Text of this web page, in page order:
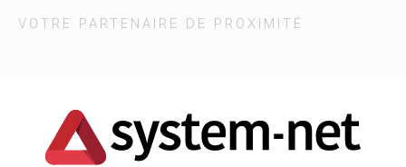
VOTRE PARTENAIRE DE PROXIMITÉ